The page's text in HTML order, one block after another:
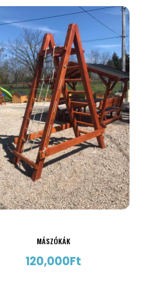
AJÁNLATKÉRÉS
MÁSZÓKÁK
120,000Ft